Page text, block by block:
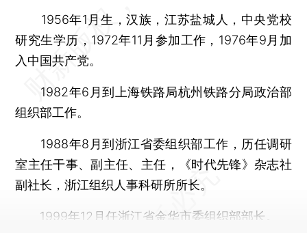
1956年1月生，汉族，江苏盐城人，中央党校
研究生学历，1972年11月参加工作，1976年9月加
入中国共产党。
1982年6月到上海铁路局杭州铁路分局政治部
组织部工作。
1988年8月到浙江省委组织部工作，历任调研
室主任干事、副主任、主任，《时代先锋》杂志社
副社长，浙江组织人事科研所所长。
1999年12月任浙江省金华市委组织部部长。